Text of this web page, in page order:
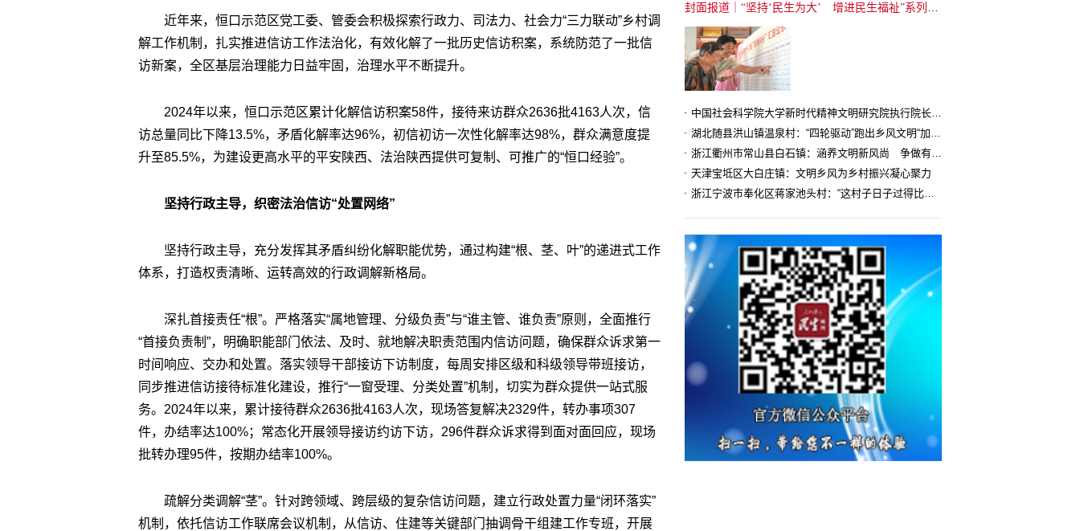
近年来，恒口示范区党工委、管委会积极探索行政力、司法力、社会力“三力联动”乡村调
解工作机制，扎实推进信访工作法治化，有效化解了一批历史信访积案，系统防范了一批信
访新案，全区基层治理能力日益牢固，治理水平不断提升。
2024年以来，恒口示范区累计化解信访积案58件，接待来访群众2636批4163人次，信
访总量同比下降13.5%，矛盾化解率达96%，初信初访一次性化解率达98%，群众满意度提
升至85.5%，为建设更高水平的平安陕西、法治陕西提供可复制、可推广的“恒口经验”。
坚持行政主导，织密法治信访“处置网络”
坚持行政主导，充分发挥其矛盾纠纷化解职能优势，通过构建“根、茎、叶”的递进式工作
体系，打造权责清晰、运转高效的行政调解新格局。
深扎首接责任“根”。严格落实“属地管理、分级负责”与“谁主管、谁负责”原则，全面推行
“首接负责制”，明确职能部门依法、及时、就地解决职责范围内信访问题，确保群众诉求第一
时间响应、交办和处置。落实领导干部接访下访制度，每周安排区级和科级领导带班接访，
同步推进信访接待标准化建设，推行“一窗受理、分类处置”机制，切实为群众提供一站式服
务。2024年以来，累计接待群众2636批4163人次，现场答复解决2329件，转办事项307
件，办结率达100%；常态化开展领导接访约访下访，296件群众诉求得到面对面回应，现场
批转办理95件，按期办结率100%。
疏解分类调解“茎”。针对跨领域、跨层级的复杂信访问题，建立行政处置力量“闭环落实”
机制，依托信访工作联席会议机制，从信访、住建等关键部门抽调骨干组建工作专班，开展
中国社会科学院大学新时代精神文明研究院执行院长王维国：文明村镇创建为乡村注入持久发展动力
湖北随县洪山镇温泉村：“四轮驱动”跑出乡风文明“加速度”
浙江衢州市常山县白石镇：涵养文明新风尚 争做有礼白石人
天津宝坻区大白庄镇：文明乡风为乡村振兴凝心聚力
浙江宁波市奉化区蒋家池头村：“这村子日子过得比城里还舒心”